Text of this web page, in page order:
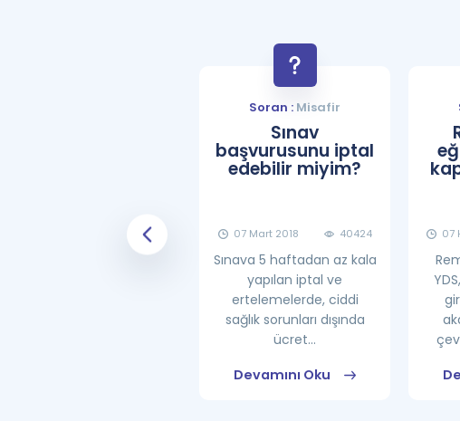
25861
Soran : Misafir
Sınav
başvurusunu iptal
edebilir miyim?
07 Mart 2018 40424
Sınava 5 haftadan az kala
yapılan iptal ve
ertelemelerde, ciddi
sağlık sorunları dışında
ücret...
Devamını Oku
07